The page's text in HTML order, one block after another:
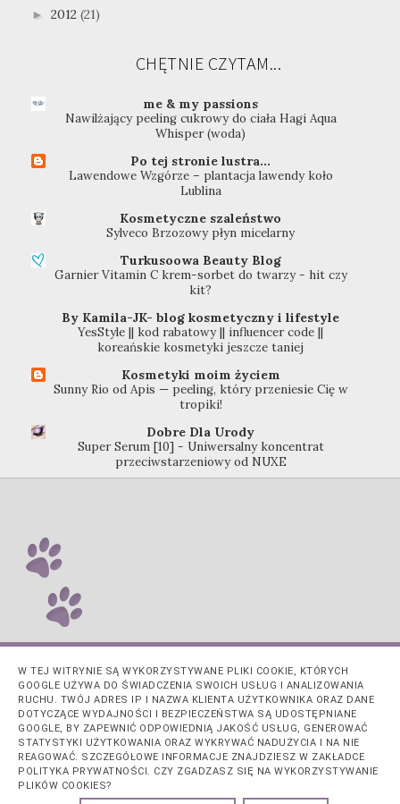
► 2012 (21)
CHĘTNIE CZYTAM...
me & my passions
Nawilżający peeling cukrowy do ciała Hagi Aqua
Whisper (woda)
Po tej stronie lustra...
Lawendowe Wzgórze – plantacja lawendy koło
Lublina
Kosmetyczne szaleństwo
Sylveco Brzozowy płyn micelarny
Turkusoowa Beauty Blog
Garnier Vitamin C krem-sorbet do twarzy - hit czy
kit?
By Kamila-JK- blog kosmetyczny i lifestyle
YesStyle || kod rabatowy || influencer code ||
koreańskie kosmetyki jeszcze taniej
Kosmetyki moim życiem
Sunny Rio od Apis — peeling, który przeniesie Cię w
tropiki!
Dobre Dla Urody
Super Serum [10] - Uniwersalny koncentrat
przeciwstarzeniowy od NUXE
Obsługiwane przez usługę
W TEJ WITRYNIE SĄ WYKORZYSTYWANE PLIKI COOKIE, KTÓRYCH
GOOGLE UŻYWA DO ŚWIADCZENIA SWOICH USŁUG I ANALIZOWANIA
RUCHU. TWÓJ ADRES IP I NAZWA KLIENTA UŻYTKOWNIKA ORAZ DANE
DOTYCZĄCE WYDAJNOŚCI I BEZPIECZEŃSTWA SĄ UDOSTĘPNIANE
GOOGLE, BY ZAPEWNIĆ ODPOWIEDNIĄ JAKOŚĆ USŁUG, GENEROWAĆ
STATYSTYKI UŻYTKOWANIA ORAZ WYKRYWAĆ NADUŻYCIA I NA NIE
REAGOWAĆ. SZCZEGÓŁOWE INFORMACJE ZNAJDZIESZ W ZAKŁADCE
POLITYKA PRYWATNOŚCI. CZY ZGADZASZ SIĘ NA WYKORZYSTYWANIE
PLIKÓW COOKIES?